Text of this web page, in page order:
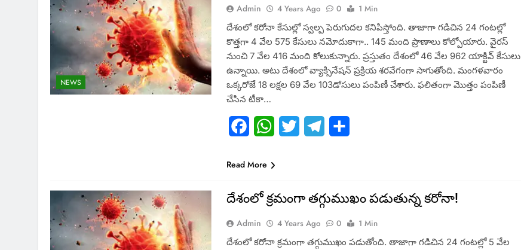
NEWS
Admin 4 Years Ago 0
1 Min
దేశంలో కరోనా కేసుల్లో స్వల్ప పెరుగుదల కనిపిస్తోంది. తాజాగా గడిచిన 24 గంటల్లో
కొత్తగా 4 వేల 575 కేసులు నమోదుకాగా.. 145 మంది ప్రాణాలు కోల్పోయారు. వైరస్
నుంచి 7 వేల 416 మంది కోలుకున్నారు. ప్రస్తుతం దేశంలో 46 వేల 962 యాక్టివ్​ కేసులు
ఉన్నాయి. అటు దేశంలో వ్యాక్సినేషన్​ ప్రక్రియ శరవేగంగా సాగుతోంది. మంగళవారం
ఒక్కరోజే 18 లక్షల 69 వేల 103డోసులు పంపిణీ చేశారు. ఫలితంగా మొత్తం పంపిణీ
చేసిన టీకా…
FacebookWhatsApp
Twitter Telegram
Read More
దేశంలో క్రమంగా తగ్గుముఖం పడుతున్న కరోనా!
Admin 4 Years Ago 0
1 Min
దేశంలో కరోనా క్రమంగా తగ్గుముఖం పడుతోంది. తాజాగా గడిచిన 24 గంటల్లో 5 వేల